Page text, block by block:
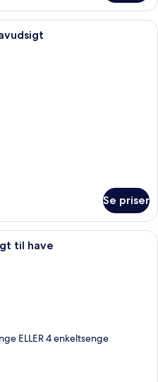
En pænt redt seng med et stribet
Se priser
Et hotelværelse med to senge, et
til have
ELLER 4 enkeltsenge